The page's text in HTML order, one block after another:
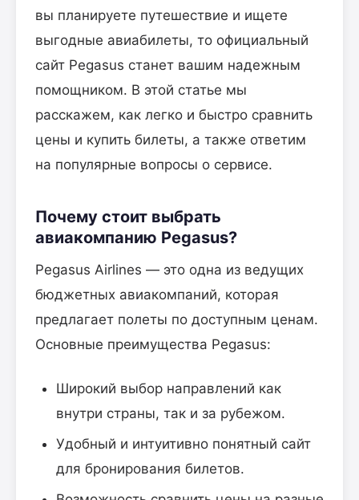
вы планируете путешествие и ищете
выгодные авиабилеты, то официальный
сайт Pegasus станет вашим надежным
помощником. В этой статье мы
расскажем, как легко и быстро сравнить
цены и купить билеты, а также ответим
на популярные вопросы о сервисе.
Почему стоит выбрать
авиакомпанию Pegasus?
Pegasus Airlines — это одна из ведущих
бюджетных авиакомпаний, которая
предлагает полеты по доступным ценам.
Основные преимущества Pegasus:
Широкий выбор направлений как
внутри страны, так и за рубежом.
Удобный и интуитивно понятный сайт
для бронирования билетов.